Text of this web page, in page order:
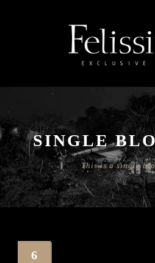
SINGLE
This is a single
6